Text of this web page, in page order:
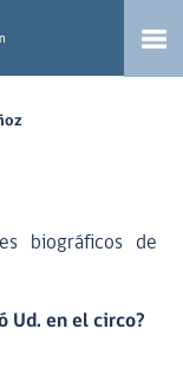
biográficos de
Ud. en el circo?